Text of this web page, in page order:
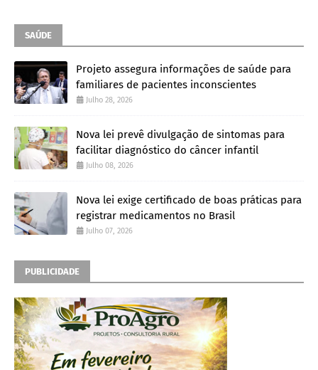
SAÚDE
Projeto assegura informações de saúde para
familiares de pacientes inconscientes
Julho 28, 2026
Nova lei prevê divulgação de sintomas para
facilitar diagnóstico do câncer infantil
Julho 08, 2026
Nova lei exige certificado de boas práticas para
registrar medicamentos no Brasil
Julho 07, 2026
PUBLICIDADE